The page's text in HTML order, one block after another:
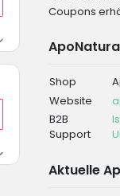
Coupons
Shop
Website
B2B
Support
Aktuelle